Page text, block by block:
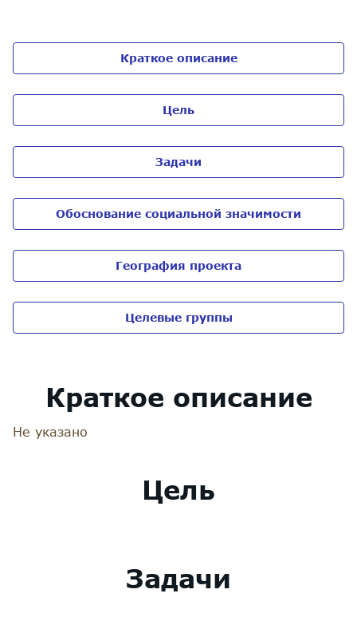
Краткое описание
Цель
Задачи
Обоснование социальной значимости
География проекта
Целевые группы
Краткое описание
Не указано
Цель
Задачи